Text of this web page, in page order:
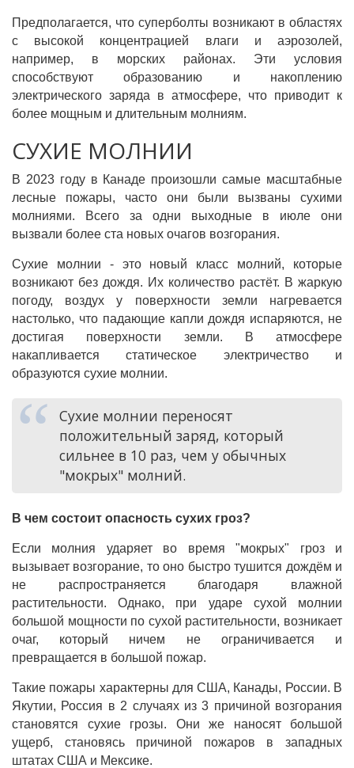
Предполагается, что суперболты возникают в областях
с высокой концентрацией влаги и аэрозолей,
например, в морских районах. Эти условия
способствуют образованию и накоплению
электрического заряда в атмосфере, что приводит к
более мощным и длительным молниям.
СУХИЕ МОЛНИИ
В 2023 году в Канаде произошли самые масштабные
лесные пожары, часто они были вызваны сухими
молниями. Всего за одни выходные в июле они
вызвали более ста новых очагов возгорания.
Сухие молнии - это новый класс молний, которые
возникают без дождя. Их количество растёт. В жаркую
погоду, воздух у поверхности земли нагревается
настолько, что падающие капли дождя испаряются, не
достигая поверхности земли. В атмосфере
накапливается статическое электричество и
образуются сухие молнии.
Сухие молнии переносят
положительный заряд, который
сильнее в 10 раз, чем у обычных
"мокрых" молний.
В чем состоит опасность сухих гроз?
Если молния ударяет во время "мокрых" гроз и
вызывает возгорание, то оно быстро тушится дождём и
не распространяется благодаря влажной
растительности. Однако, при ударе сухой молнии
большой мощности по сухой растительности, возникает
очаг, который ничем не ограничивается и
превращается в большой пожар.
Такие пожары характерны для США, Канады, России. В
Якутии, Россия в 2 случаях из 3 причиной возгорания
становятся сухие грозы. Они же наносят большой
ущерб, становясь причиной пожаров в западных
штатах США и Мексике.